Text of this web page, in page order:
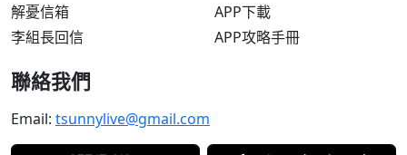
解憂信箱
李組長回信
APP下載
APP攻略手冊
聯絡我們
Email: tsunnylive@gmail.com